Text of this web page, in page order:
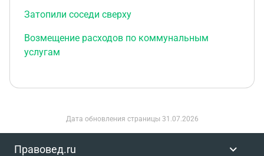
Затопили соседи сверху
Возмещение расходов по коммунальным
услугам
Дата обновления страницы 31.07.2026
Правовед.ru